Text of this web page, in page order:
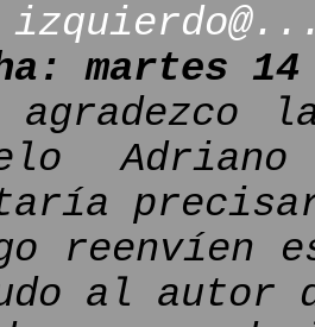
martes
agradezco
reenvíen
al autor